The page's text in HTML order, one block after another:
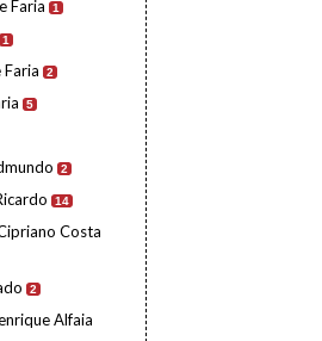
Faria 1
1
Faria 2
5
2
14
Costa
2
Alfaia